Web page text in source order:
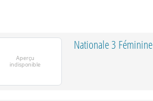
Nationale 3 Féminine